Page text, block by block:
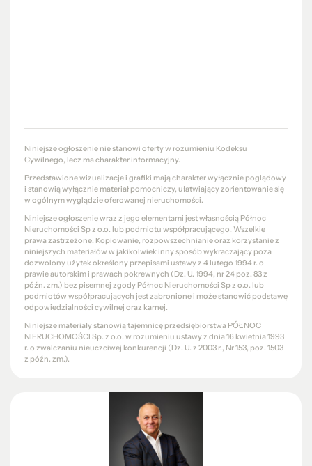
Niniejsze ogłoszenie nie stanowi oferty w rozumieniu Kodeksu
Cywilnego, lecz ma charakter informacyjny.
Przedstawione wizualizacje i grafiki mają charakter wyłącznie poglądowy
i stanowią wyłącznie materiał pomocniczy, ułatwiający zorientowanie się
w ogólnym wyglądzie oferowanej nieruchomości.
Niniejsze ogłoszenie wraz z jego elementami jest własnością Północ
Nieruchomości Sp z o.o. lub podmiotu współpracującego. Wszelkie
prawa zastrzeżone. Kopiowanie, rozpowszechnianie oraz korzystanie z
niniejszych materiałów w jakikolwiek inny sposób wykraczający poza
dozwolony użytek określony przepisami ustawy z 4 lutego 1994 r. o
prawie autorskim i prawach pokrewnych (Dz. U. 1994, nr 24 poz. 83 z
późn. zm.) bez pisemnej zgody Północ Nieruchomości Sp z o.o. lub
podmiotów współpracujących jest zabronione i może stanowić podstawę
odpowiedzialności cywilnej oraz karnej.
Niniejsze materiały stanowią tajemnicę przedsiębiorstwa PÓŁNOC
NIERUCHOMOŚCI Sp. z o.o. w rozumieniu ustawy z dnia 16 kwietnia 1993
r. o zwalczaniu nieuczciwej konkurencji (Dz. U. z 2003 r., Nr 153, poz. 1503
z późn. zm.).